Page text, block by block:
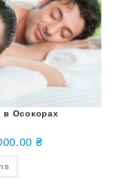
в Осокорах
₴